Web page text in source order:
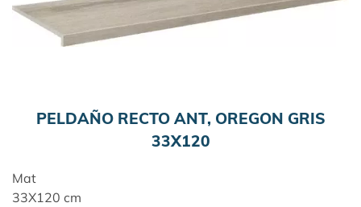
PELDAÑO RECTO ANT, OREGON GRIS
33X120
Mat
33X120 cm